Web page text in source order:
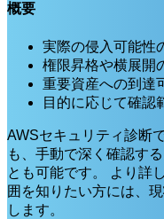
概要
実際の侵入可能性
権限昇格や横展開
重要資産への到達
目的に応じて確認
AWSセキュリティ診断
も、手動で深く確認す
とも可能です。 より詳
囲を知りたい方には、
します。